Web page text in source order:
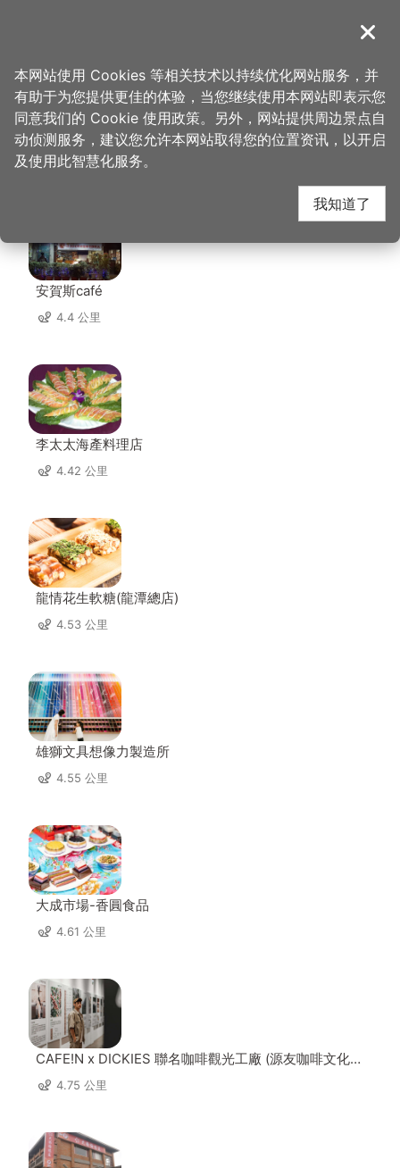
導覽
首页 > 想去的地方 > 住宿 > 外婆的家
外婆的家 周边店家
安賀斯café
4.4 公里
李太太海產料理店
4.42 公里
龍情花生軟糖(龍潭總店)
4.53 公里
雄獅文具想像力製造所
4.55 公里
大成市場-香圓食品
4.61 公里
CAFE!N x DICKIES 聯名咖啡觀光工廠 (源友咖啡文化園
區) 4.75 公里
关闭
本网站使用 Cookies 等相关技术以持续优化网站服务，并
有助于为您提供更佳的体验，当您继续使用本网站即表示您
同意我们的 Cookie 使用政策。另外，网站提供周边景点自
动侦测服务，建议您允许本网站取得您的位置资讯，以开启
及使用此智慧化服务。
我知道了